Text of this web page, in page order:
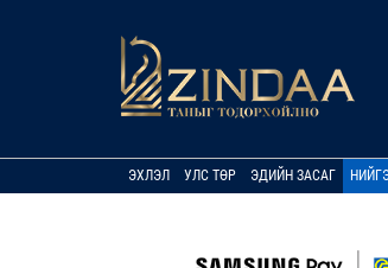
ЭХЛЭЛ УЛС ТӨР ЭДИЙН ЗАСАГ